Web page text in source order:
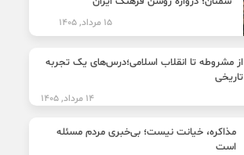
15 مرداد, 1405
از مشروطه تا انقلاب اسلامی؛درس‌های یک تجربه
تاریخی
14 مرداد, 1405
مذاکره، خیانت نیست؛ بی‌خبری مردم مسئله
است